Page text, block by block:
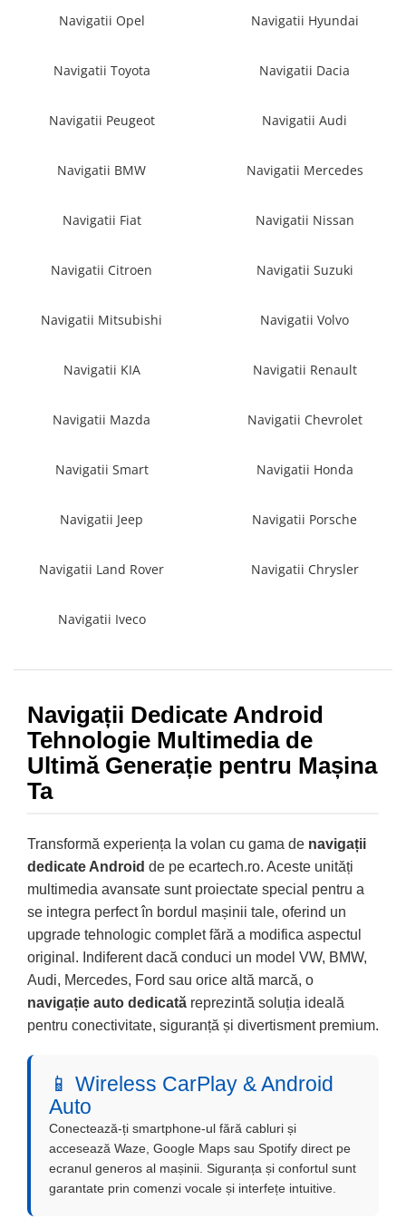
Navigatii Fiat
Navigatii Citroen
Navigatii Mitsubishi
Navigatii Renault
Navigatii Smart
Navigatii Honda
Navigatii Land Rover
Navigatii Chrysler
Navigatii Opel Navigatii Hyundai
Navigatii Toyota Navigatii Dacia
Navigatii Peugeot Navigatii Audi
Navigatii BMW Navigatii Mercedes
Navigatii Fiat Navigatii Nissan
Navigatii Citroen Navigatii Suzuki
Navigatii Mitsubishi Navigatii Volvo
Navigatii KIA Navigatii Renault
Navigatii Mazda Navigatii Chevrolet
Navigatii Smart Navigatii Honda
Navigatii Jeep Navigatii Porsche
Navigatii Land Rover Navigatii Chrysler
Navigatii Iveco
Navigații Dedicate Android
Tehnologie Multimedia de
Ultimă Generație pentru Mașina
Ta
Transformă experiența la volan cu gama de navigații
dedicate Android de pe ecartech.ro. Aceste unități
multimedia avansate sunt proiectate special pentru a
se integra perfect în bordul mașinii tale, oferind un
upgrade tehnologic complet fără a modifica aspectul
original. Indiferent dacă conduci un model VW, BMW,
Audi, Mercedes, Ford sau orice altă marcă, o
navigație auto dedicată reprezintă soluția ideală
pentru conectivitate, siguranță și divertisment premium.
📱 Wireless CarPlay & Android
Auto
Conectează-ți smartphone-ul fără cabluri și
accesează Waze, Google Maps sau Spotify direct pe
ecranul generos al mașinii. Siguranța și confortul sunt
garantate prin comenzi vocale și interfețe intuitive.